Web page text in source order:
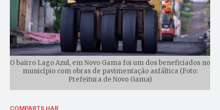
O bairro Lago Azul, em Novo Gama foi um dos beneficiados no
município com obras de pavimentação asfáltica (Foto:
Prefeitura de Novo Gama)
COMPARTILHAR